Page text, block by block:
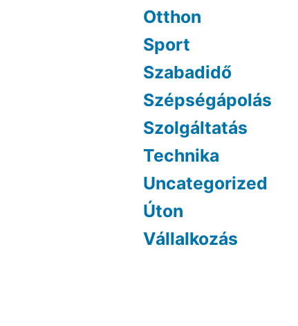
Otthon
Sport
Szabadidő
Szépségápolás
Szolgáltatás
Technika
Uncategorized
Úton
Vállalkozás